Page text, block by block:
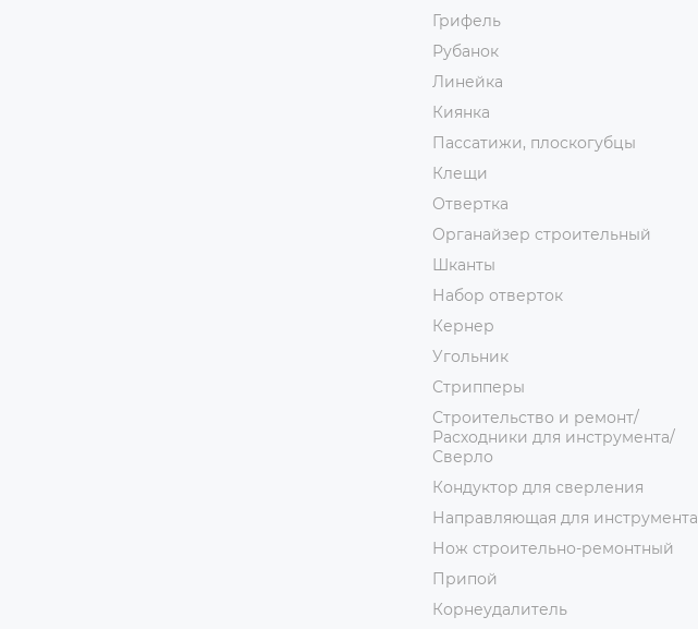
Грифель
Рубанок
Линейка
Киянка
Пассатижи, плоскогубцы
Клещи
Отвертка
Органайзер строительный
Шканты
Набор отверток
Кернер
Угольник
Стрипперы
Строительство и ремонт/
Расходники для инструмента/
Сверло
Кондуктор для сверления
Направляющая для инструмента
Нож строительно-ремонтный
Припой
Корнеудалитель